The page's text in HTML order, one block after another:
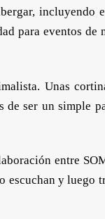
incluyendo
para eventos
Unas
ser un
entre
y luego